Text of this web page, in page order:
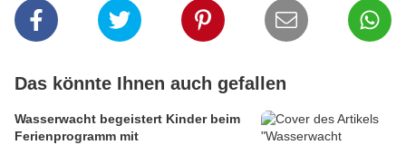
Das könnte Ihnen auch gefallen
Wasserwacht begeistert Kinder beim
Ferienprogramm mit